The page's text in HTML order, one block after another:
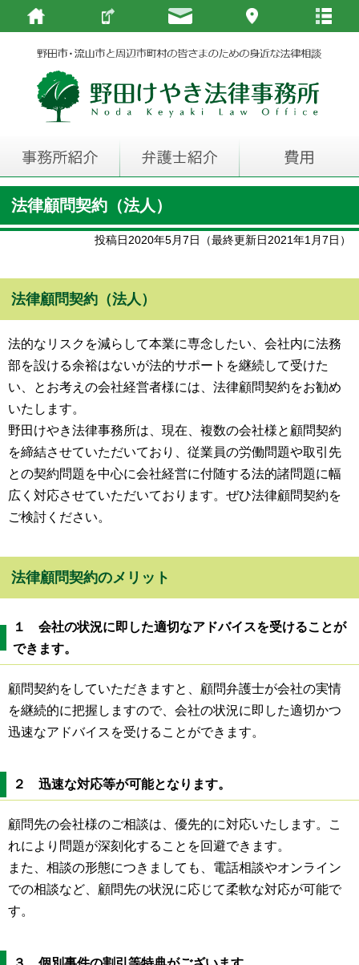
法律顧問契約（法人）
投稿日2020年5月7日（最終更新日2021年1月7日）
法律顧問契約（法人）
法的なリスクを減らして本業に専念したい、会社内に法務
部を設ける余裕はないが法的サポートを継続して受けた
い、とお考えの会社経営者様には、法律顧問契約をお勧め
いたします。
野田けやき法律事務所は、現在、複数の会社様と顧問契約
を締結させていただいており、従業員の労働問題や取引先
との契約問題を中心に会社経営に付随する法的諸問題に幅
広く対応させていただいております。ぜひ法律顧問契約を
ご検討ください。
法律顧問契約のメリット
１ 会社の状況に即した適切なアドバイスを受けることが
できます。
顧問契約をしていただきますと、顧問弁護士が会社の実情
を継続的に把握しますので、会社の状況に即した適切かつ
迅速なアドバイスを受けることができます。
２ 迅速な対応等が可能となります。
顧問先の会社様のご相談は、優先的に対応いたします。こ
れにより問題が深刻化することを回避できます。
また、相談の形態につきましても、電話相談やオンライン
での相談など、顧問先の状況に応じて柔軟な対応が可能で
す。